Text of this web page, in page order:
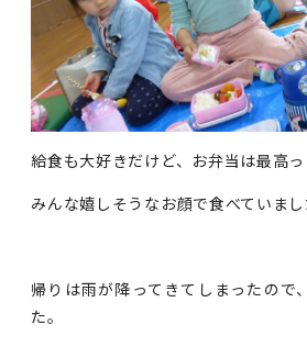
給食も大好きだけど、お弁当は最高
みんな嬉しそうなお顔で食べていまし
帰りは雨が降ってきてしまったので
た。